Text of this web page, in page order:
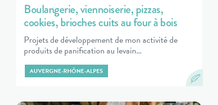
Boulangerie, viennoiserie, pizzas,
cookies, brioches cuits au four à bois
Projets de développement de mon activité de
produits de panification au levain…
AUVERGNE-RHÔNE-ALPES